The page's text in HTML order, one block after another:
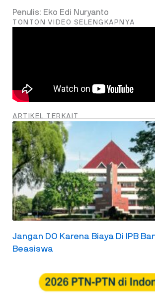
Penulis: Eko Edi Nuryanto
TONTON VIDEO SELENGKAPNYA
ARTIKEL TERKAIT
Jangan DO Karena Biaya Di IPB
Beasiswa